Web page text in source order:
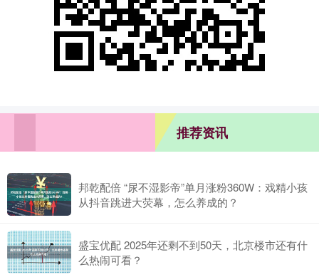
推荐资讯
邦乾配倍 “尿不湿影帝”单月涨粉360W：戏精小孩
从抖音跳进大荧幕，怎么养成的？
盛宝优配 2025年还剩不到50天，北京楼市还有什
么热闹可看？